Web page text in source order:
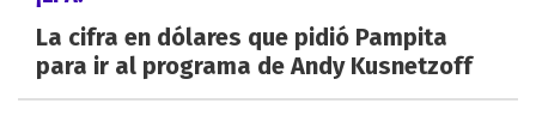
La cifra en dólares que pidió Pampita
para ir al programa de Andy Kusnetzoff